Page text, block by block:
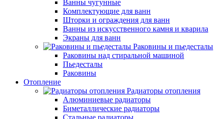
Ванны чугунные
Комплектующие для ванн
Шторки и ограждения для ванн
Ванны из искусственного камня и кварила
Экраны для ванн
Раковины и пьедесталы
Раковины над стиральной машиной
Пьедесталы
Раковины
Отопление
Радиаторы отопления
Алюминиевые радиаторы
Биметаллические радиаторы
Стальные радиаторы